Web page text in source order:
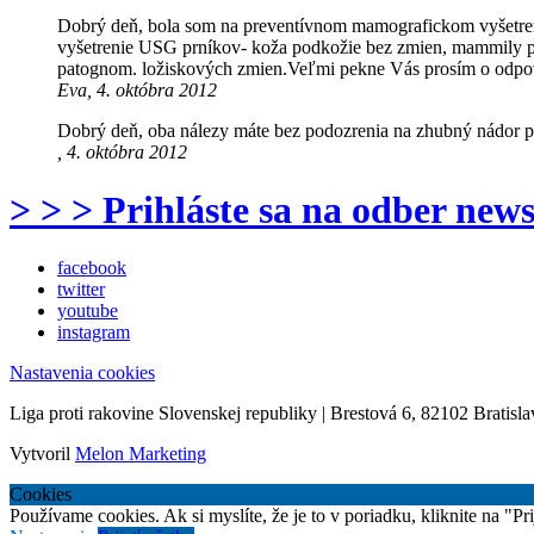
Dobrý deň, bola som na preventívnom mamografickom
vyšetrenie USG prníkov- koža podkožie bez zmien,
patognom. ložiskových zmien.Veľmi pekne Vás prosím o
Eva, 4. októbra 2012
Dobrý deň, oba nálezy máte bez podozrenia na zhubný
, 4. októbra 2012
> > > Prihláste sa na odber
facebook
twitter
youtube
instagram
Nastavenia cookies
Liga proti rakovine Slovenskej republiky | Brestová 6, 82102
Vytvoril Melon Marketing
Cookies
Používame cookies. Ak si myslíte, že je to v poriadku, kliknite na